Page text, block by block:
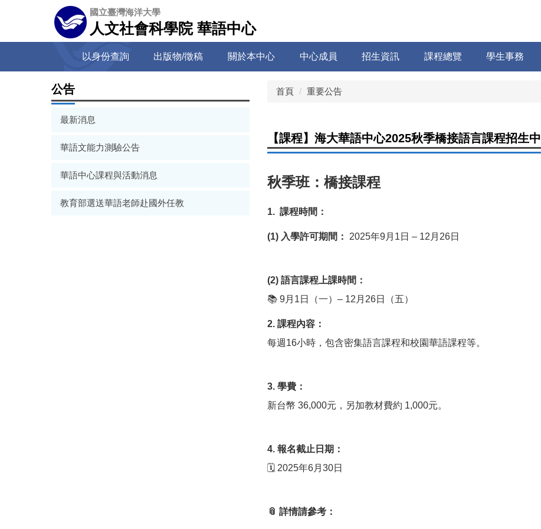
容
國立臺灣海洋大學
人文社會科學院 華語中心
以身份查詢 出版物/徵稿 關於本中心 中心成員 招生資訊 課程總覽 學生事務
公告
最新消息
華語文能力測驗公告
華語中心課程與活動消息
教育部選送華語老師赴國外任教
首頁 重要公告
【課程】海大華語中心2025秋季橋接語言課程招生中
秋季班：橋接課程
1. 課程時間：
(1) 入學許可期間： 2025年9月1日 – 12月26日
(2) 語言課程上課時間：
📚 9月1日（一）– 12月26日（五）
2. 課程內容：
每週16小時，包含密集語言課程和校園華語課程等。
3. 學費：
新台幣 36,000元，另加教材費約 1,000元。
4. 報名截止日期：
🗓️ 2025年6月30日
📎 詳情請參考：